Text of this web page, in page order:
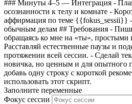
### Минуты 4–5 — Интеграция -
осознанности к телу и комнате -
аффирмация по теме {{fokus_sessii}}
обычным делам ## Требования -
обращаясь ко мне на «ты»,
Расставляй естественные паузы и
протяжении всей сессии. - Сделай
новичка, но ценным и для опытного
добавь одну строку с короткой
использовать этот скрипт.
Заполните переменные
Фокус сессии